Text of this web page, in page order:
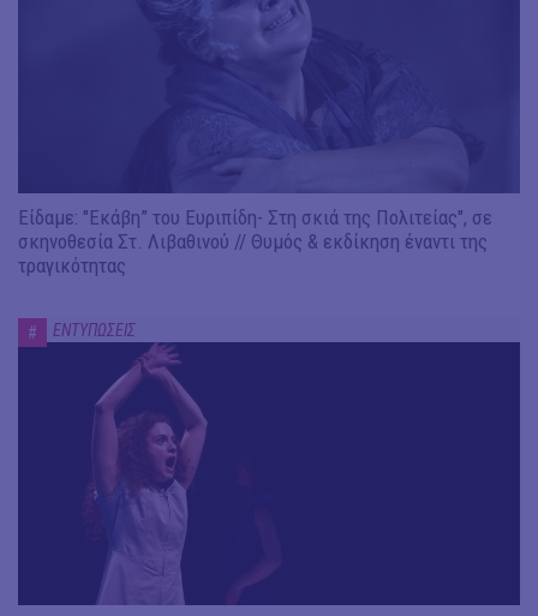
Είδαμε: "Εκάβη” του Ευριπίδη- Στη σκιά της Πολιτείας", σε
σκηνοθεσία Στ. Λιβαθινού // Θυμός & εκδίκηση έναντι της
τραγικότητας
# ΕΝΤΥΠΩΣΕΙΣ